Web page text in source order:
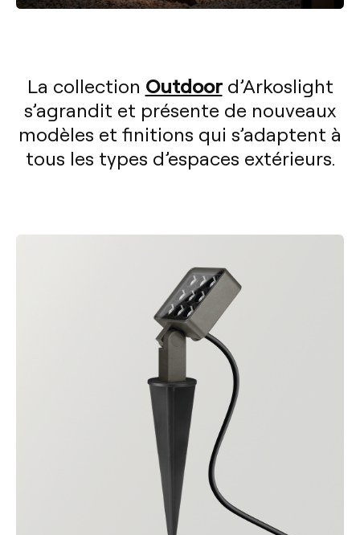
La collection Outdoord’Arkoslight
s’agrandit et présente de nouveaux
modèles et finitions qui s’adaptent à
tous les types d’espaces extérieurs.